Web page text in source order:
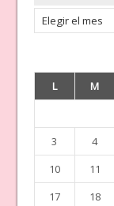
Archivos
L
M
3
4
10
11
17
18